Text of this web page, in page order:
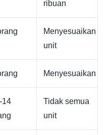
ribuan
Menyesuaikan
unit
Menyesuaikan
14
Tidak semua
unit